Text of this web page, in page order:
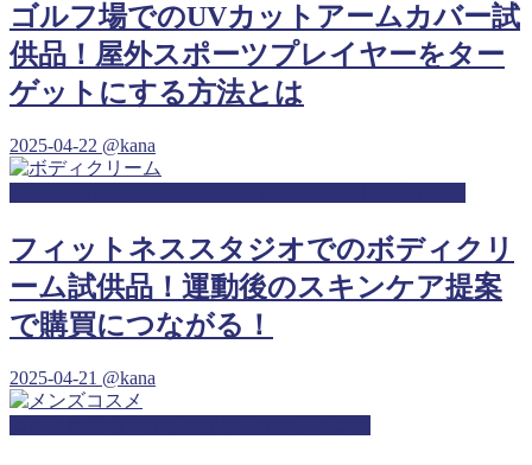
ゴルフ場でのUVカットアームカバー試
供品！屋外スポーツプレイヤーをター
ゲットにする方法とは
2025-04-22 @kana
フィットネススタジオでのボディクリ
ーム試供品！運動後のスキンケア提案
で購買につながる！
2025-04-21 @kana